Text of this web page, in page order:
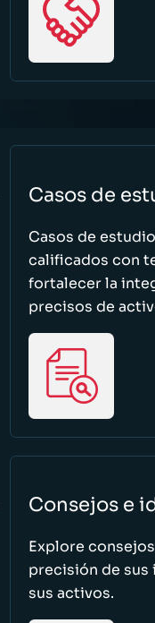
RECURSOS
Casos de
Casos de
calificados con
fortalecer la
precisos de
Consejos e
Explore
precisión de sus
sus activos.